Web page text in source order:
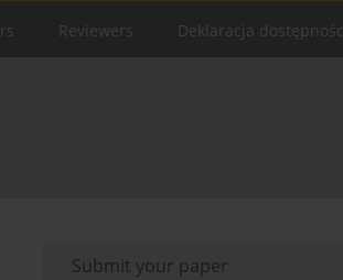
Reviewers Deklaracja dostępności
Submit your paper